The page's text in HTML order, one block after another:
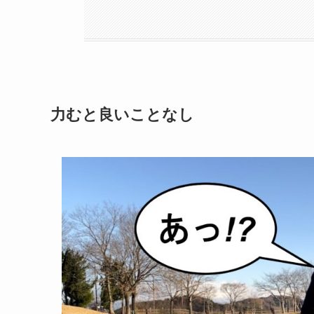
力むと良いことなし